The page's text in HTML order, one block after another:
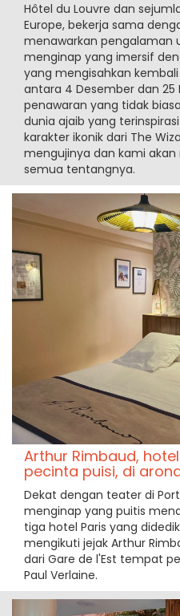
Hôtel du Louvre dan
Europe, bekerja sama
menawarkan pengalaman
menginap yang imersif
yang mengisahkan
antara 4 Desember dan 25
penawaran yang tidak
dunia ajaib yang
karakter ikonik dari The
mengujinya dan kami
semua tentangnya.
Arthur Rimbaud,
pecinta puisi, di
Dekat dengan teater di
menginap yang puitis
tiga hotel Paris yang
mengikuti jejak Arthur
dari Gare de l'Est tempat
Paul Verlaine.